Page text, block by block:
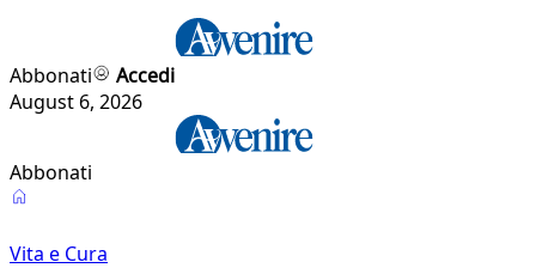
Abbonati
Accedi
August 6, 2026
Abbonati
Vita e Cura